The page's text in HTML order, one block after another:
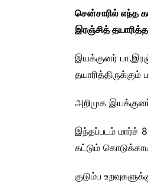
சென்சாரில் எந்த
இரஞ்சித் தயாரித்த
இயக்குனர்
தயாரித்திருக்கும்
அறிமுக
இந்தப்படம் மார்ச்
கட்டும்
குடும்ப